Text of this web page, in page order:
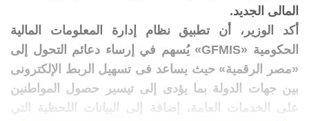
المالى الجديد.
أكد الوزير، أن تطبيق نظام إدارة المعلومات المالية
الحكومية «GFMIS» يُسهم في إرساء دعائم التحول إلى
«مصر الرقمية» حيث يساعد فى تسهيل الربط الإلكترونى
بين جهات الدولة بما يؤدى إلى تيسير حصول المواطنين
على الخدمات العامة، إضافة إلى البيانات اللحظية التي